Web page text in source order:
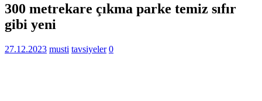
300 metrekare çıkma parke temiz sıfır
gibi yeni
27.12.2023 musti tavsiyeler 0